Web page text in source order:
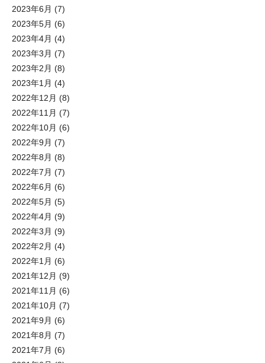
2023年6月 (7)
2023年5月 (6)
2023年4月 (4)
2023年3月 (7)
2023年2月 (8)
2023年1月 (4)
2022年12月 (8)
2022年11月 (7)
2022年10月 (6)
2022年9月 (7)
2022年8月 (8)
2022年7月 (7)
2022年6月 (6)
2022年5月 (5)
2022年4月 (9)
2022年3月 (9)
2022年2月 (4)
2022年1月 (6)
2021年12月 (9)
2021年11月 (6)
2021年10月 (7)
2021年9月 (6)
2021年8月 (7)
2021年7月 (6)